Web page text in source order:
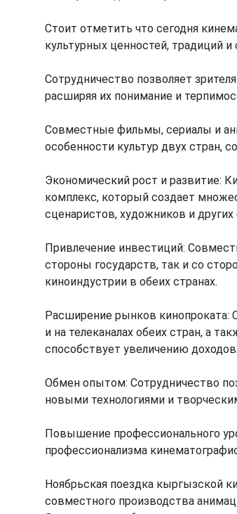
Стоит отметить что сегодня
культурных ценностей, традиций и
Сотрудничество позволяет
расширяя их понимание и
Совместные фильмы, сериалы и
особенности культур двух стран,
Экономический рост и развитие:
комплекс, который создает
сценаристов, художников и других
Привлечение инвестиций:
стороны государств, так и со
киноиндустрии в обеих странах.
Расширение рынков
и на телеканалах обеих стран, а
способствует увеличению доходов.
Обмен опытом: Сотрудничество
новыми технологиями и
Повышение профессионального
профессионализма
Ноябрьская поездка кыргызской
совместного производства